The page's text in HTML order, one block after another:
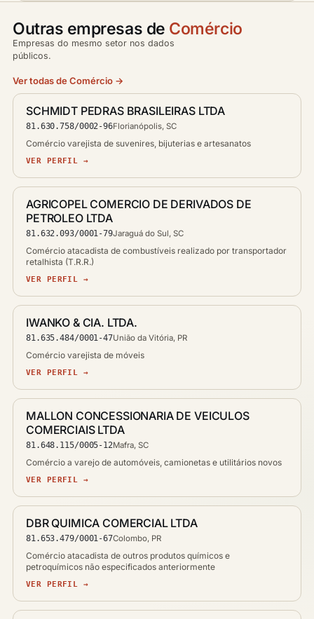
Outras empresas de Comércio
Empresas do mesmo setor nos dados
públicos.
Ver todas de Comércio →
SCHMIDT PEDRAS BRASILEIRAS LTDA
81.630.758/0002-96Florianópolis, SC
Comércio varejista de suvenires, bijuterias e artesanatos
VER PERFIL →
AGRICOPEL COMERCIO DE DERIVADOS DE
PETROLEO LTDA
81.632.093/0001-79Jaraguá do Sul, SC
Comércio atacadista de combustíveis realizado por transportador
retalhista (T.R.R.)
VER PERFIL →
IWANKO & CIA. LTDA.
81.635.484/0001-47União da Vitória, PR
Comércio varejista de móveis
VER PERFIL →
MALLON CONCESSIONARIA DE VEICULOS
COMERCIAIS LTDA
81.648.115/0005-12Mafra, SC
Comércio a varejo de automóveis, camionetas e utilitários novos
VER PERFIL →
DBR QUIMICA COMERCIAL LTDA
81.653.479/0001-67Colombo, PR
Comércio atacadista de outros produtos químicos e
petroquímicos não especificados anteriormente
VER PERFIL →